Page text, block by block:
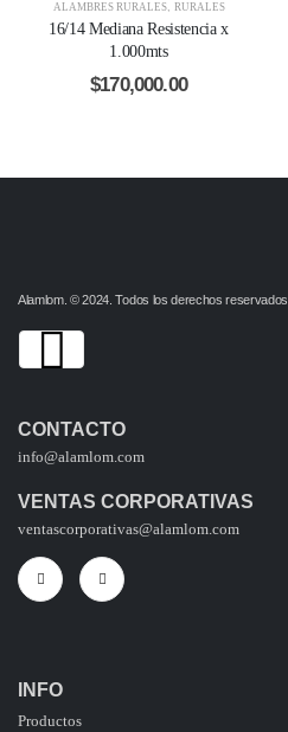
ALAMBRES RURALES, RURALES
16/14 Mediana Resistencia x
1.000mts
$170,000.00
Alamlom. © 2024. Todos los derechos reservados
CONTACTO
info@alamlom.com
VENTAS CORPORATIVAS
ventascorporativas@alamlom.com
INFO
Productos